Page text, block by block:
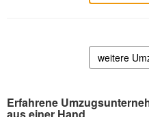
weitere
Erfahrene